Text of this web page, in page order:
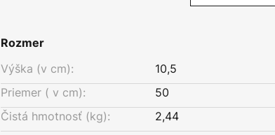
Rozmer
Výška (v cm):
10,5
Priemer ( v cm):
50
Čistá hmotnosť (kg):
2,44